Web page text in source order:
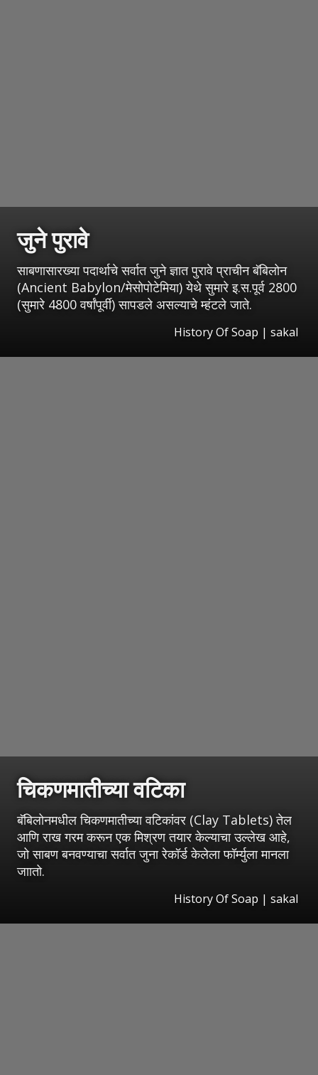
जुने पुरावे
साबणासारख्या पदार्थाचे सर्वात जुने ज्ञात पुरावे प्राचीन बॅबिलोन
(Ancient Babylon/मेसोपोटेमिया) येथे सुमारे इ.स.पूर्व 2800
(सुमारे 4800 वर्षांपूर्वी) सापडले असल्याचे म्हंटले जाते.
History Of Soap | sakal
चिकणमातीच्या वटिका
बॅबिलोनमधील चिकणमातीच्या वटिकांवर (Clay Tablets) तेल
आणि राख गरम करून एक मिश्रण तयार केल्याचा उल्लेख आहे,
जो साबण बनवण्याचा सर्वात जुना रेकॉर्ड केलेला फॉर्म्युला मानला
जाातो.
History Of Soap | sakal